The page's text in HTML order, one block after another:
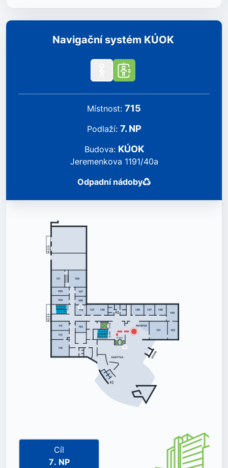
Navigační systém KÚOK
místnost: 715
podlaží: 7.NP
Budova: KÚOK
Jeremenkova 1191/40a
Odpadní nádoby
Cíl
7. NP